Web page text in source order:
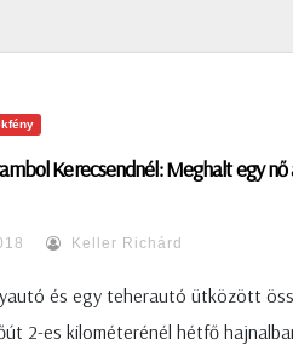
Kerecsendnél: Meghalt egy nő
Keller Richárd
és egy teherautó ütközött
2-es kilométerénél hétfő